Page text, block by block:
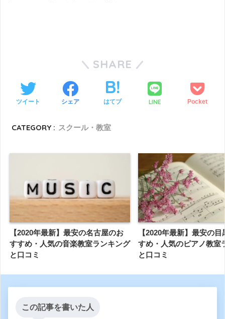
SHARE
ツイート シェア はてブ LINE Pocket
CATEGORY : スクール・教室
【2020年最新】最安の名古屋のお
すすめ・人気の音楽教室ランキング
と口コミ
【2020年最新】最安の
すめ・人気のピアノ教室
と口コミ
この記事を書いた人